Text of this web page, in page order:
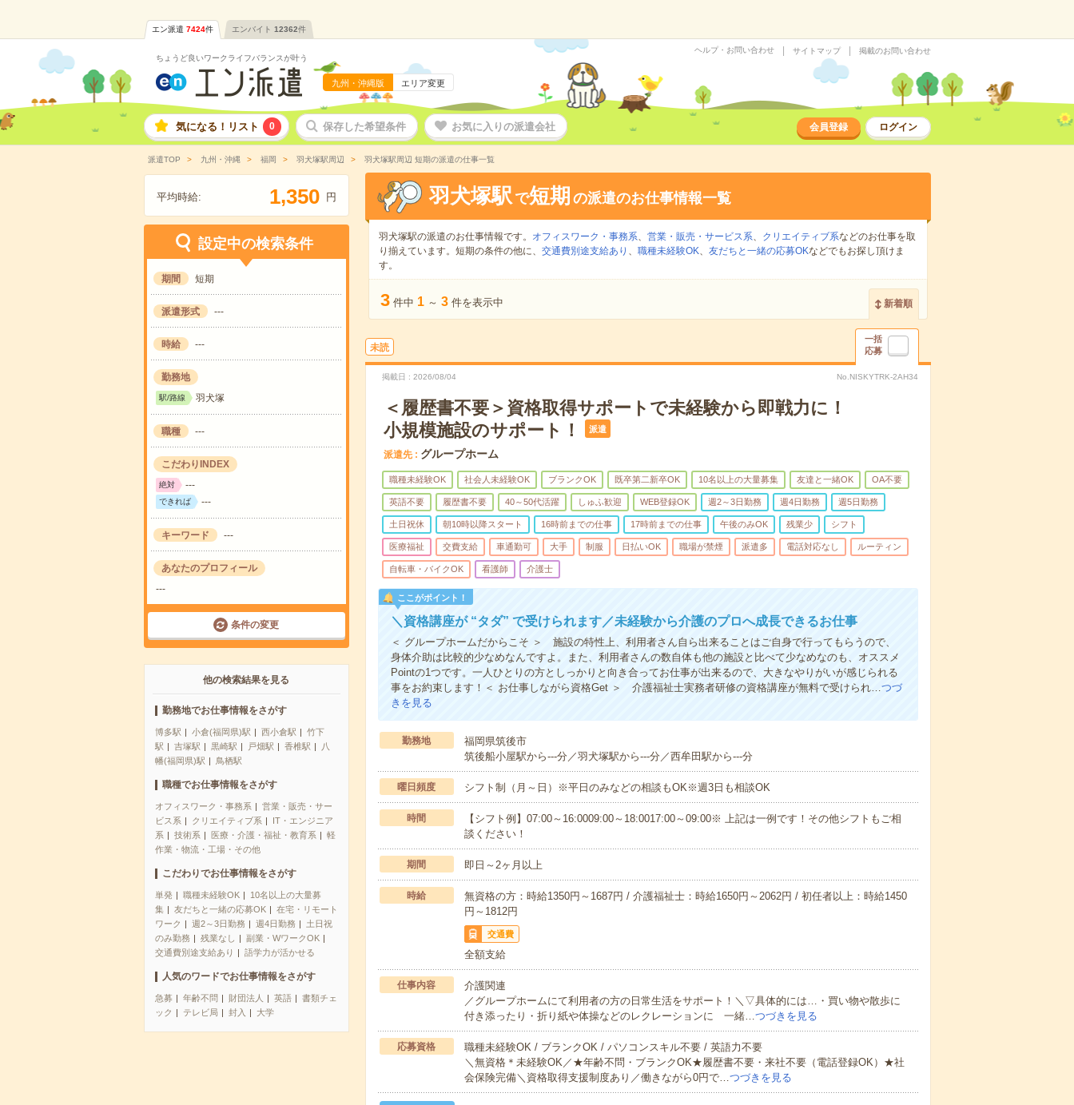
エン派遣 7424件 エンバイト 12362件
ちょうど良いワークライフバランスが叶う
九州・沖縄版 エリア変更
ヘルプ・お問い合わせ サイトマップ 掲載のお問い合わせ
気になる！リスト 0 保存した希望条件 お気に入りの派遣会社 会員登録 ログイン
派遣TOP 九州・沖縄 福岡 羽犬塚駅周辺 羽犬塚駅周辺 短期の派遣の仕事一覧
平均時給: 1,350 円
設定中の検索条件
期間 短期
派遣形式 ---
時給 ---
勤務地
駅/路線 羽犬塚
職種 ---
こだわりINDEX
絶対 ---
できれば ---
キーワード ---
あなたのプロフィール
---
条件の変更
他の検索結果を見る
勤務地でお仕事情報をさがす
博多駅 小倉(福岡県)駅 西小倉駅
竹下
駅
吉塚駅 黒崎駅 戸畑駅 香椎駅
八
幡(福岡県)駅
鳥栖駅
職種でお仕事情報をさがす
オフィスワーク・事務系
営業・販売・サー
ビス系
クリエイティブ系
IT・エンジニア
系
技術系 医療・介護・福祉・教育系
軽
作業・物流・工場・その他
こだわりでお仕事情報をさがす
単発 職種未経験OK
10名以上の大量募
集
友だちと一緒の応募OK
在宅・リモート
ワーク
週2～3日勤務 週4日勤務
土日祝
のみ勤務
残業なし
副業・WワークOK
交通費別途支給あり
語学力が活かせる
人気のワードでお仕事情報をさがす
急募 年齢不問 財団法人 英語
書類チェ
ック
テレビ局 封入 大学
羽犬塚駅 で短期 の派遣のお仕事情報一覧
羽犬塚駅の派遣のお仕事情報です。 オフィスワーク・事務系、 営業・販売・サービス系、 クリエイティブ系などのお仕事を取
り揃えています。短期の条件の他に、 交通費別途支給あり 、 職種未経験OK、 友だちと一緒の応募OKなどでもお探し頂けま
す。
3 件中 1 ～ 3 件を表示中 新着順
未読
一括
応募
掲載日 2026/08/04 No.NISKYTRK-2AH34
＜履歴書不要＞資格取得サポートで未経験から即戦力に！
小規模施設のサポート！
派遣
派遣先 グループホーム
職種未経験OK 社会人未経験OK ブランクOK 既卒第二新卒OK 10名以上の大量募集 友達と一緒OK OA不要
英語不要 履歴書不要 40～50代活躍 しゅふ歓迎 WEB登録OK 週2～3日勤務 週4日勤務 週5日勤務
土日祝休 朝10時以降スタート 16時前までの仕事 17時前までの仕事 午後のみOK 残業少 シフト
医療福祉 交費支給 車通勤可 大手 制服 日払いOK 職場が禁煙 派遣多 電話対応なし ルーティン
自転車・バイクOK 看護師 介護士
ここがポイント！
＼資格講座が “タダ” で受けられます／未経験から介護のプロへ成長できるお仕事
＜ グループホームだからこそ ＞ 施設の特性上、利用者さん自ら出来ることはご自身で行ってもらうので、
身体介助は比較的少なめなんですよ。また、利用者さんの数自体も他の施設と比べて少なめなのも、オススメ
Pointの1つです。一人ひとりの方としっかりと向き合ってお仕事が出来るので、大きなやりがいが感じられる
事をお約束します！＜ お仕事しながら資格Get ＞ 介護福祉士実務者研修の資格講座が無料で受けられ…つづ
きを見る
勤務地
福岡県筑後市
筑後船小屋駅から---分／羽犬塚駅から---分／西牟田駅から---分
曜日頻度 シフト制（月～日）※平日のみなどの相談もOK※週3日も相談OK
時間
【シフト例】07:00～16:0009:00～18:0017:00～09:00※ 上記は一例です！その他シフトもご相
談ください！
期間 即日～2ヶ月以上
時給
無資格の方：時給1350円～1687円 / 介護福祉士：時給1650円～2062円 / 初任者以上：時給1450
円～1812円
交通費
全額支給
仕事内容
介護関連
／グループホームにて利用者の方の日常生活をサポート！＼▽具体的には…・買い物や散歩に
付き添ったり・折り紙や体操などのレクレーションに 一緒…つづきを見る
応募資格
職種未経験OK / ブランクOK / パソコンスキル不要 / 英語力不要
＼無資格＊未経験OK／★年齢不問・ブランクOK★履歴書不要・来社不要（電話登録OK）★社
会保険完備＼資格取得支援制度あり／働きながら0円で…つづきを見る